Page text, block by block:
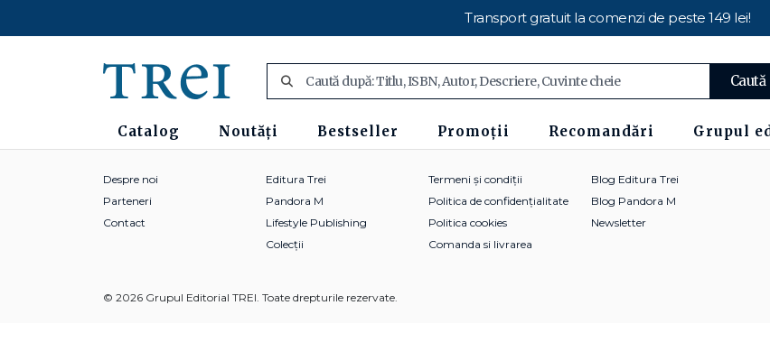
Transport gratuit la comenzi de peste 149 lei!
Caută
Catalog Noutăți Bestseller Promoții Recomandări Grupul
Despre noi
Parteneri
Contact
Editura Trei
Pandora M
Lifestyle Publishing
Colecții
Termeni și condiții
Politica de confidențialitate
Politica cookies
Comanda si livrarea
Blog Editura Trei
Blog Pandora M
Newsletter
© 2026 Grupul Editorial TREI. Toate drepturile rezervate.